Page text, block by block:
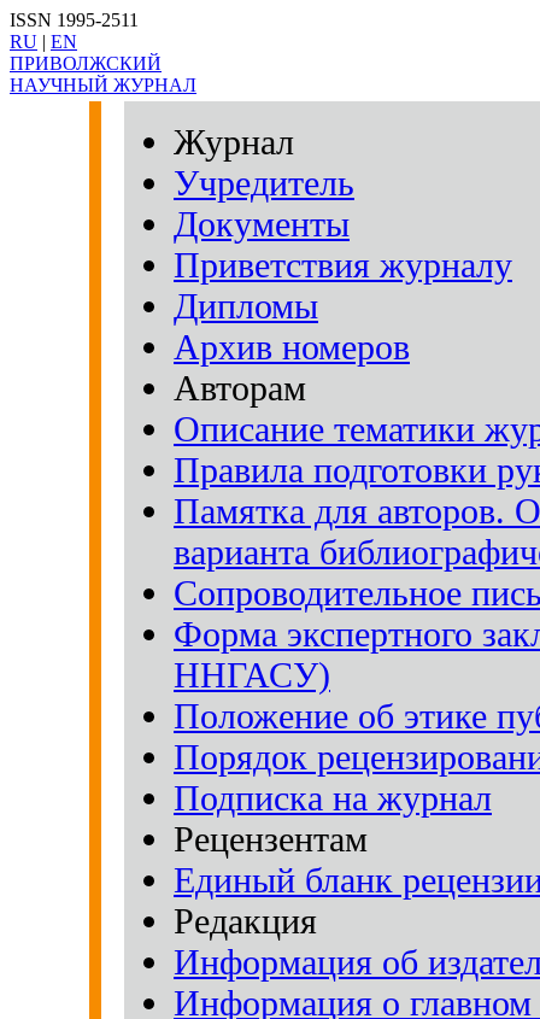
ISSN 1995-2511
RU | EN
ПРИВОЛЖСКИЙ
НАУЧНЫЙ ЖУРНАЛ
Журнал
Учредитель
Документы
Приветствия журналу
Дипломы
Архив номеров
Авторам
Описание тематики
Правила подготовки
Памятка для авторов.
варианта
Сопроводительное
Форма экспертного
ННГАСУ)
Положение об этике
Порядок
Подписка на журнал
Рецензентам
Единый бланк
Редакция
Информация об
Информация о главном